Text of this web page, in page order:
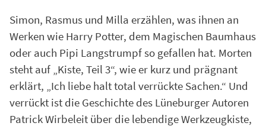
Simon, Rasmus und Milla erzählen, was ihnen an
Werken wie Harry Potter, dem Magischen Baumhaus
oder auch Pipi Langstrumpf so gefallen hat. Morten
steht auf „Kiste, Teil 3“, wie er kurz und prägnant
erklärt, „Ich liebe halt total verrückte Sachen.“ Und
verrückt ist die Geschichte des Lüneburger Autoren
Patrick Wirbeleit über die lebendige Werkzeugkiste,